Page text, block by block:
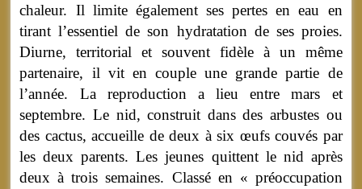
chaleur. Il limite également ses pertes en eau en
tirant l’essentiel de son hydratation de ses proies.
Diurne, territorial et souvent fidèle à un même
partenaire, il vit en couple une grande partie de
l’année. La reproduction a lieu entre mars et
septembre. Le nid, construit dans des arbustes ou
des cactus, accueille de deux à six œufs couvés par
les deux parents. Les jeunes quittent le nid après
deux à trois semaines. Classé en « préoccupation